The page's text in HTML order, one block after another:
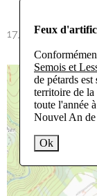
Feux
Semois et
de pétards est
territoire de la
toute l'année
Nouvel An de
Ok
17,1km - VTT -